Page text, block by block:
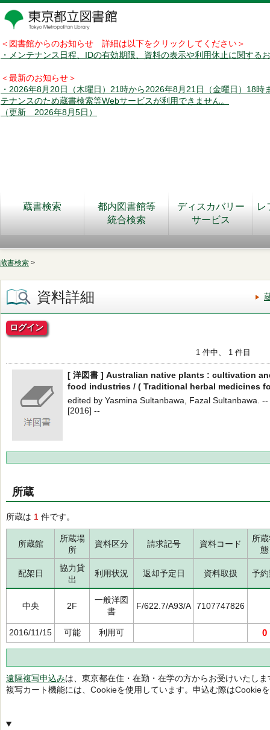
＜図書館からのお知らせ 詳細は以下をクリックしてください＞
・メンテナンス日程、IDの有効期限、資料の表示や利用休止に関する
＜最新のお知らせ＞
・2026年8月20日（木曜日）21時から2026年8月21日（金曜日）18時
テナンスのため蔵書検索等Webサービスが利用できません。
（更新 2026年8月5日）
蔵書検索
都内図書館等
統合検索
ディスカバリー
サービス
レ
蔵書検索 >
資料詳細
ログイン
1 件中、 1 件目
[ 洋図書 ] Australian native plants : cultivation
food industries / ( Traditional herbal medicines
edited by Yasmina Sultanbawa, Fazal Sultanbawa.
[2016] --
所蔵
所蔵は 1 件です。
所蔵館
所蔵場
所
資料区分 請求記号 資料コード
所
態
配架日
協力貸
出
利用状況 返却予定日 資料取扱 予
中央 2F
一般洋図
書
F/622.7/A93/A 7107747826
2016/11/15 可能 利用可 0
遠隔複写申込みは、東京都在住・在勤・在学の方からお受けいたしま
複写カート機能には、Cookieを使用しています。申込む際はCookie